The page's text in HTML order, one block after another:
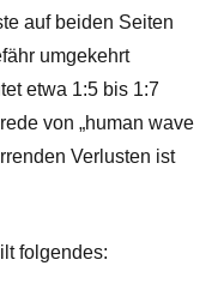
auf beiden Seiten
umgekehrt
etwa 1:5 bis 1:7
von „human wave
Verlusten ist
folgendes: